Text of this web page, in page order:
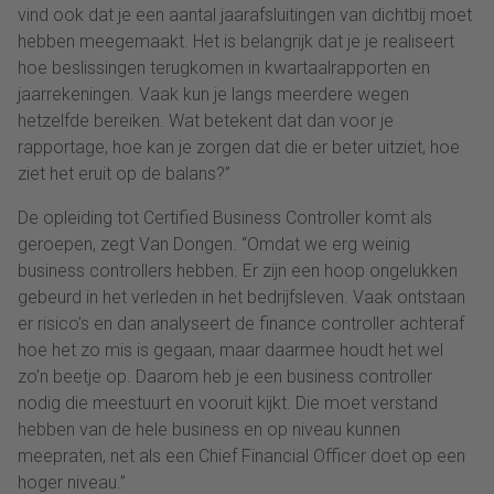
vind ook dat je een aantal jaarafsluitingen van dichtbij moet
hebben meegemaakt. Het is belangrijk dat je je realiseert
hoe beslissingen terugkomen in kwartaalrapporten en
jaarrekeningen. Vaak kun je langs meerdere wegen
hetzelfde bereiken. Wat betekent dat dan voor je
rapportage, hoe kan je zorgen dat die er beter uitziet, hoe
ziet het eruit op de balans?”
De opleiding tot Certified Business Controller komt als
geroepen, zegt Van Dongen. “Omdat we erg weinig
business controllers hebben. Er zijn een hoop ongelukken
gebeurd in het verleden in het bedrijfsleven. Vaak ontstaan
er risico’s en dan analyseert de finance controller achteraf
hoe het zo mis is gegaan, maar daarmee houdt het wel
zo’n beetje op. Daarom heb je een business controller
nodig die meestuurt en vooruit kijkt. Die moet verstand
hebben van de hele business en op niveau kunnen
meepraten, net als een Chief Financial Officer doet op een
hoger niveau.”